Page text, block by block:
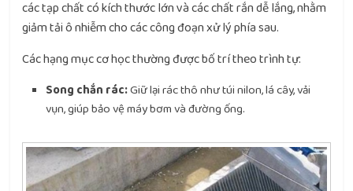
các tạp chất có kích thước lớn và các chất rắn dễ lắng, nhằm
giảm tải ô nhiễm cho các công đoạn xử lý phía sau.
Các hạng mục cơ học thường được bố trí theo trình tự:
Song chắn rác:Giữ lại rác thô như túi nilon, lá cây, vải
vụn, giúp bảo vệ máy bơm và đường ống.